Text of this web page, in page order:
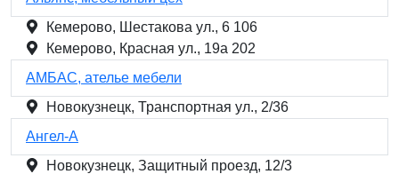
Кемерово, Шестакова ул., 6 106
Кемерово, Красная ул., 19а 202
АМБАС, ателье мебели
Новокузнецк, Транспортная ул., 2/36
Ангел-А
Новокузнецк, Защитный проезд, 12/3